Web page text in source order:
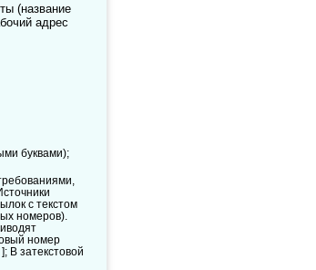
(название
адрес
буквами);
с текстом
номеров).
номер
В затекстовой